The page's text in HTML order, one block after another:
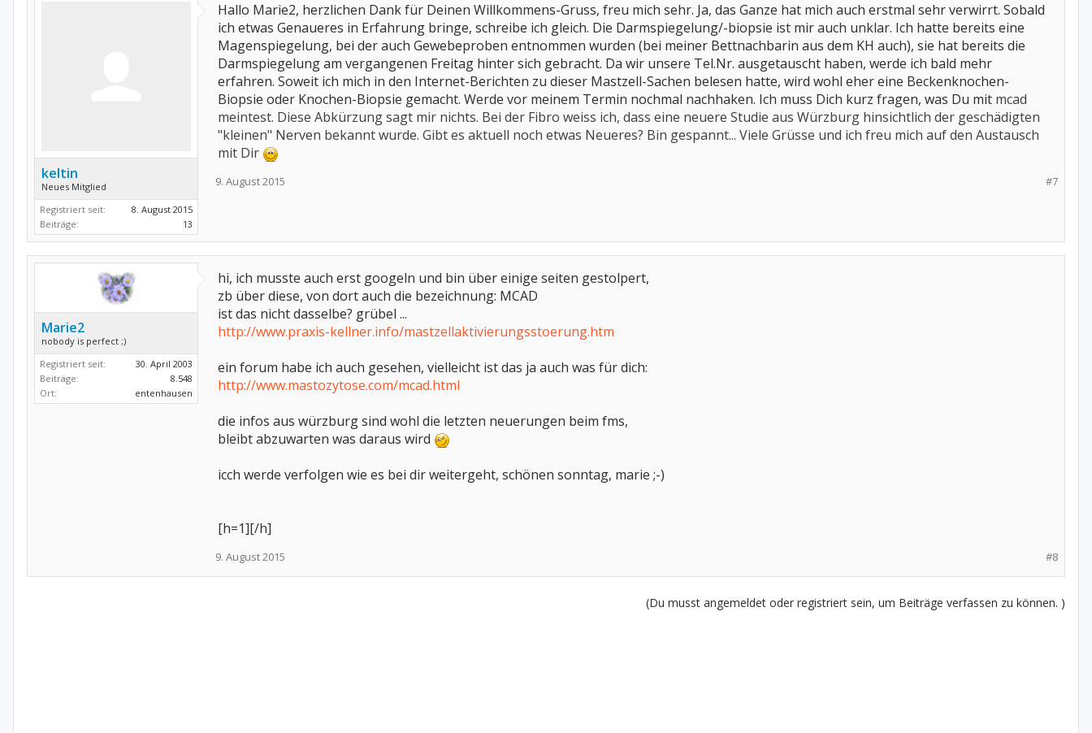
keltin
Neues Mitglied
Registriert seit:
8. August 2015
Beiträge:
13
Hallo Marie2, herzlichen Dank für Deinen Willkommens-Gruss, freu mich sehr. Ja, das Ganze hat mich auch erstmal sehr verwirrt. Sobald
ich etwas Genaueres in Erfahrung bringe, schreibe ich gleich. Die Darmspiegelung/-biopsie ist mir auch unklar. Ich hatte bereits eine
Magenspiegelung, bei der auch Gewebeproben entnommen wurden (bei meiner Bettnachbarin aus dem KH auch), sie hat bereits die
Darmspiegelung am vergangenen Freitag hinter sich gebracht. Da wir unsere Tel.Nr. ausgetauscht haben, werde ich bald mehr
erfahren. Soweit ich mich in den Internet-Berichten zu dieser Mastzell-Sachen belesen hatte, wird wohl eher eine Beckenknochen-
Biopsie oder Knochen-Biopsie gemacht. Werde vor meinem Termin nochmal nachhaken. Ich muss Dich kurz fragen, was Du mit mcad
meintest. Diese Abkürzung sagt mir nichts. Bei der Fibro weiss ich, dass eine neuere Studie aus Würzburg hinsichtlich der geschädigten
"kleinen" Nerven bekannt wurde. Gibt es aktuell noch etwas Neueres? Bin gespannt... Viele Grüsse und ich freu mich auf den Austausch
mit Dir
#7
9. August 2015
Marie2
nobody is perfect ;)
Registriert seit:
30. April 2003
Beiträge:
8.548
Ort:
entenhausen
hi, ich musste auch erst googeln und bin über einige seiten gestolpert,
zb über diese, von dort auch die bezeichnung: MCAD
ist das nicht dasselbe? grübel ...
http://www.praxis-kellner.info/mastzellaktivierungsstoerung.htm
ein forum habe ich auch gesehen, vielleicht ist das ja auch was für dich:
http://www.mastozytose.com/mcad.html
die infos aus würzburg sind wohl die letzten neuerungen beim fms,
bleibt abzuwarten was daraus wird
icch werde verfolgen wie es bei dir weitergeht, schönen sonntag, marie ;-)
[h=1][/h]
#8
9. August 2015
(Du musst angemeldet oder registriert sein, um Beiträge verfassen zu können. )